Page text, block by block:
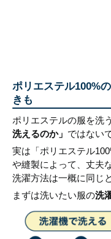
ポリエステル100%
きも
ポリエステルの服を洗
洗えるのか」 ではない
実は「ポリエステル
や縫製によって、丈夫
洗濯方法は一概に同じ
まずは洗いたい服の洗